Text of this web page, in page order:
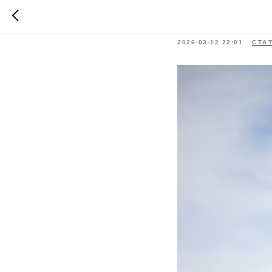
Откуда
2026-03-12 22:01